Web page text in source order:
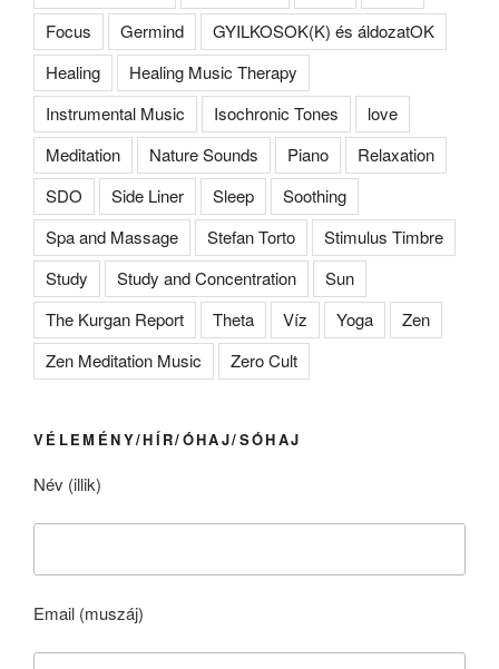
Focus
Germind
GYILKOSOK(K) és áldozatOK
Healing
Healing Music Therapy
Instrumental Music
Isochronic Tones
love
Meditation
Nature Sounds Piano
Relaxation
SDO
Side Liner Sleep
Soothing
Spa and Massage
Stefan Torto
Stimulus Timbre
Study
Study and Concentration
Sun
The Kurgan Report
Theta Víz Yoga
Zen
Zen Meditation Music
Zero Cult
VÉLEMÉNY/HÍR/ÓHAJ/SÓHAJ
Név (illik)
Email (muszáj)